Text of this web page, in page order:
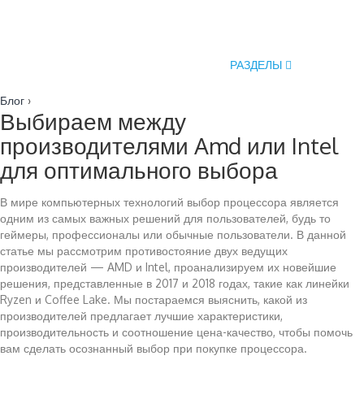
РАЗДЕЛЫ
Блог ›
Выбираем между
производителями Amd или Intel
для оптимального выбора
В мире компьютерных технологий выбор процессора является
одним из самых важных решений для пользователей, будь то
геймеры, профессионалы или обычные пользователи. В данной
статье мы рассмотрим противостояние двух ведущих
производителей — AMD и Intel, проанализируем их новейшие
решения, представленные в 2017 и 2018 годах, такие как линейки
Ryzen и Coffee Lake. Мы постараемся выяснить, какой из
производителей предлагает лучшие характеристики,
производительность и соотношение цена-качество, чтобы помочь
вам сделать осознанный выбор при покупке процессора.